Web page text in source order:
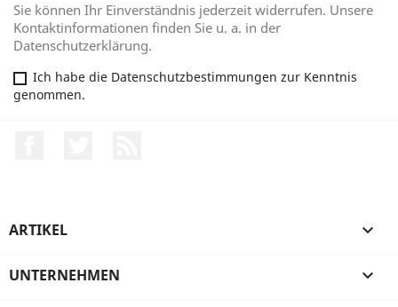
Sie können Ihr Einverständnis jederzeit widerrufen. Unsere
Kontaktinformationen finden Sie u. a. in der
Datenschutzerklärung.
Ich habe die Datenschutzbestimmungen zur Kenntnis
genommen.
ARTIKEL 
UNTERNEHMEN 